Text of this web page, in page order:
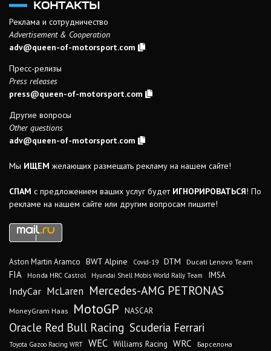
КОНТАКТЫ
Реклама и сотрудничество
Advertisement & Cooperation
adv@queen-of-motorsport.com
Пресс-релизы
Press releases
press@queen-of-motorsport.com
Другие вопросы
Other questions
adv@queen-of-motorsport.com
Мы ИЩЕМ желающих размещать рекламу на нашем сайте!
СПАМ с предложением ваших услуг будет ИГНОРИРОВАТЬСЯ! По
рекламе на нашем сайте или другим вопросам пишите!
Aston Martin Aramco BWT Alpine Covid-19 DTM Ducati Lenovo Team
FIA Honda HRC Castrol Hyundai Shell Mobis World Rally Team IMSA
IndyCar McLaren Mercedes-AMG PETRONAS
MoneyGram Haas MotoGP NASCAR
Oracle Red Bull Racing Scuderia Ferrari
Toyota Gazoo Racing WRT WEC Williams Racing WRC
Барселона